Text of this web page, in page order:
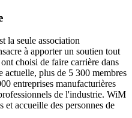
la seule association
à apporter un soutien tout
choisi de faire carrière dans
plus de 5 300 membres
entreprises manufacturières
de l'industrie. WiM
et accueille des personnes de